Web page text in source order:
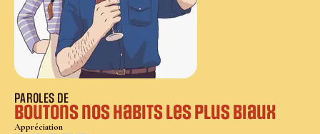
PAROLES DE
Boutons nos habits les plus biaux
Appréciation